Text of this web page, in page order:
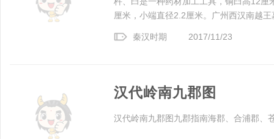
秦汉时期 2017/11/23
厘米，小端直径2.2厘米。广州西汉南越
汉代岭南九郡图
汉代岭南九郡图九郡指南海郡、合浦郡、